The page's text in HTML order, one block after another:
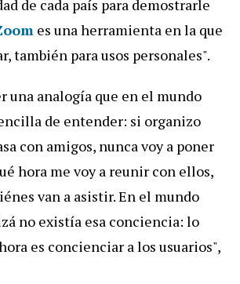
de cada país para demostrarle
es una herramienta en la que
también para usos personales".
una analogía que en el mundo
de entender: si organizo
con amigos, nunca voy a poner
hora me voy a reunir con ellos,
van a asistir. En el mundo
no existía esa conciencia: lo
es concienciar a los usuarios",